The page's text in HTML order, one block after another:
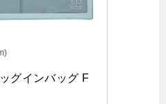
グインバッグ F